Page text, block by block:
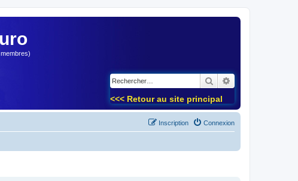
Rechercher
<<< Retour au site principal
Connexion
Inscription